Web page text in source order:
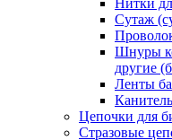
Нитки
Сутаж
Шнуры
другие
Ленты
Цепочки для
Стразовые